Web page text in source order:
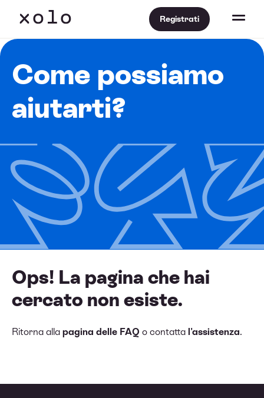
Registrati
Come possiamo
aiutarti?
Ops! La pagina che hai
cercato non esiste.
Ritorna alla pagina delle FAQ o contatta l'assistenza.